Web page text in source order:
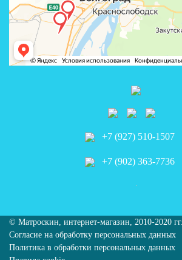
+7 (927) 510-1507
+7 (902) 363-7736
© Матроскин, интернет-магазин, 2010-2020 гг.
Согласие на обработку персональных данных
Политика в обработки персональных данных